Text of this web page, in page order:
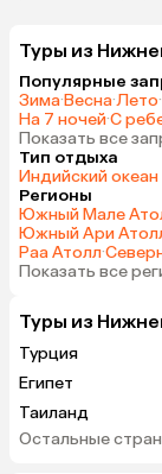
Туры из
Популярные
Зима·Весна·Лето·
На 7 ночей·С
Показать все
Тип отдыха
Индийский океан
Регионы
Южный Мале
Южный Ари
Раа Атолл·
Показать все
Туры из
Турция
Египет
Таиланд
Вьетнам
Остальные